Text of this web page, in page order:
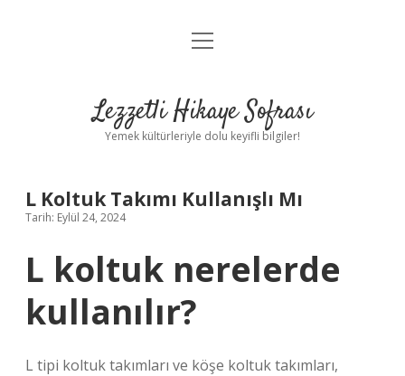
Anasayfa
Yasal Uyarı
menüyü
Lezzetli Hikaye Sofrası
Yemek kültürleriyle dolu keyifli bilgiler!
L Koltuk Takımı Kullanışlı Mı
Tarih: Eylül 24, 2024
L koltuk nerelerde
kullanılır?
L tipi koltuk takımları ve köşe koltuk takımları,